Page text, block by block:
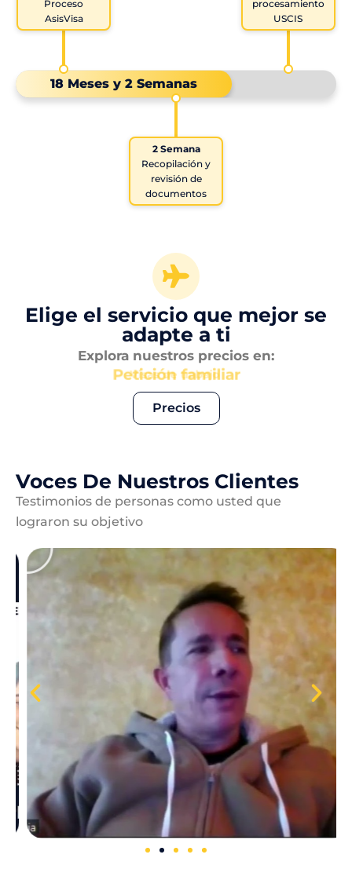
18 Meses y 2 Semanas
Proceso
AsisVisa
2 Semana
Recopilación y
revisión de
documentos
procesamiento
USCIS
Elige el servicio que mejor se
adapte a ti
Explora nuestros precios en:
Petición familiar
Precios
Voces De Nuestros Clientes
Testimonios de personas como usted que
lograron su objetivo